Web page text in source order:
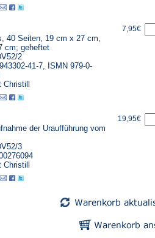
40 Seiten, 19 cm x 27 cm,
cm; geheftet
2
41-7, ISMN 979-0-
7,95€
der Uraufführung vom
3
19,95€